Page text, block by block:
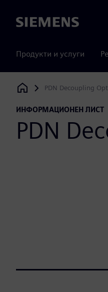
Siemens
Продукти и услуги
Siemens Digital Industries
PDN Decoupling
ИНФОРМАЦИОНЕН ЛИСТ
PDN